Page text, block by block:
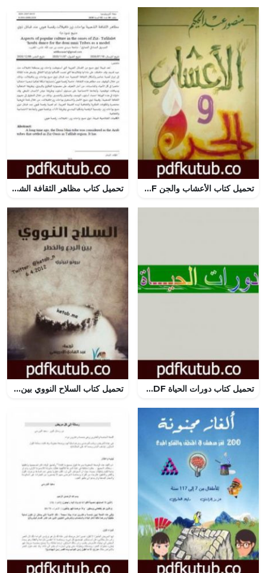
تحميل كتاب الأعشاب والجن PDF تأليف منصور عبد الحكيم مجانا [كامل] تحميل كتاب مظاهر الثقافة الشعبية بواحات زيز – تافيلالت – رقصة هوبي عند قبائل ذوي منيع نموذجا PDF تأليف الصديق الصادقي العماري مجانا [كامل]
تحميل كتاب دورات الحياة PDF تأليف عبد المحسن صالح مجانا [كامل] تحميل كتاب السلاح النووي بين الردع والخطر PDF تأليف برونو تيرتري مجانا [كامل]